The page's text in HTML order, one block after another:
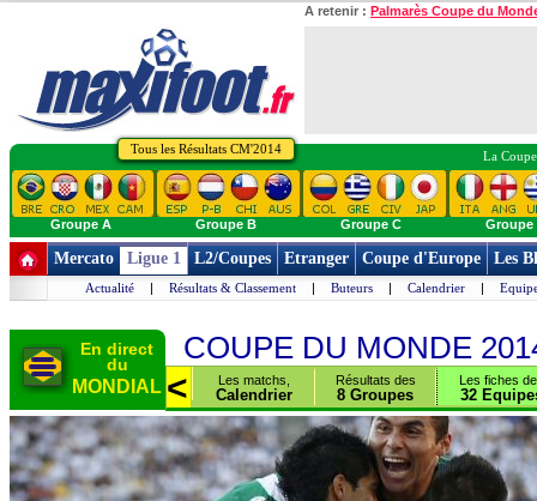
A retenir : Palmarès Coupe du
Tous les Résultats CM'2014 La
Groupe A Groupe B Groupe C Groupe
Mercato Ligue 1 L2/Coupes Etranger Coupe d'Europe Les
Actualité | Résultats & Classement | Buteurs | Calendrier |
En direct
du
MONDIAL
COUPE DU MONDE
les
Chiffres > < Les matchs,
Calendrier
Résultats des
8 Groupes
Les fiches
32